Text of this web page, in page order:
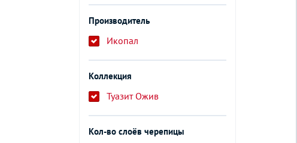
Производитель
Икопал
Коллекция
Туазит Ожив
Кол-во слоёв черепицы